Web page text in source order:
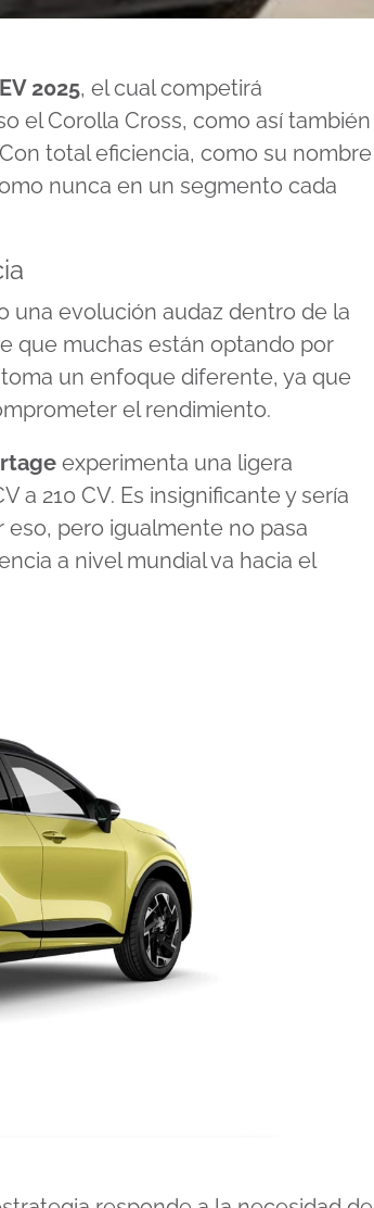
2025, el cual competirá
elCorolla Cross, como así también
total eficiencia, como su nombre
nunca en un segmento cada
una evolución audaz dentro de la
que muchas están optando por
un enfoque diferente, ya que
el rendimiento.
experimenta una ligera
a 210 CV. Es insignificante y sería
pero igualmente no pasa
a nivel mundial va hacia el